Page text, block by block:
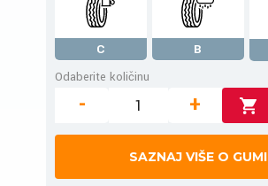
C B
Odaberite količinu
- +
SAZNAJ VIŠE O GUMI